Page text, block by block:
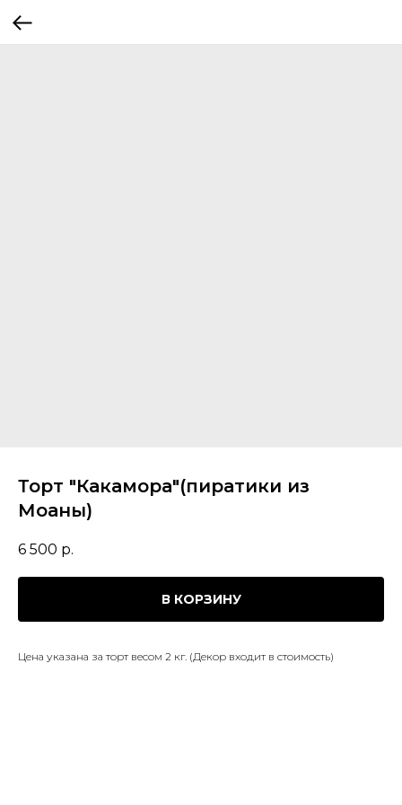
Торт "Какамора"(пиратики из
Моаны)
6 500 р.
В КОРЗИНУ
Цена указана за торт весом 2 кг. (Декор входит в стоимость)